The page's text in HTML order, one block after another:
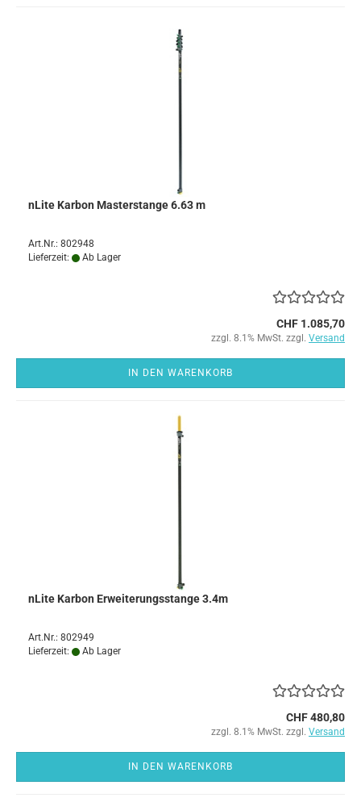
nLite Karbon Masterstange 6.63 m
Art.Nr.: 802948
Lieferzeit:
Ab Lager
CHF 1.085,70
zzgl. 8.1% MwSt. zzgl. Versand
IN DEN WARENKORB
nLite Karbon Erweiterungsstange 3.4m
Art.Nr.: 802949
Lieferzeit:
Ab Lager
CHF 480,80
zzgl. 8.1% MwSt. zzgl. Versand
IN DEN WARENKORB